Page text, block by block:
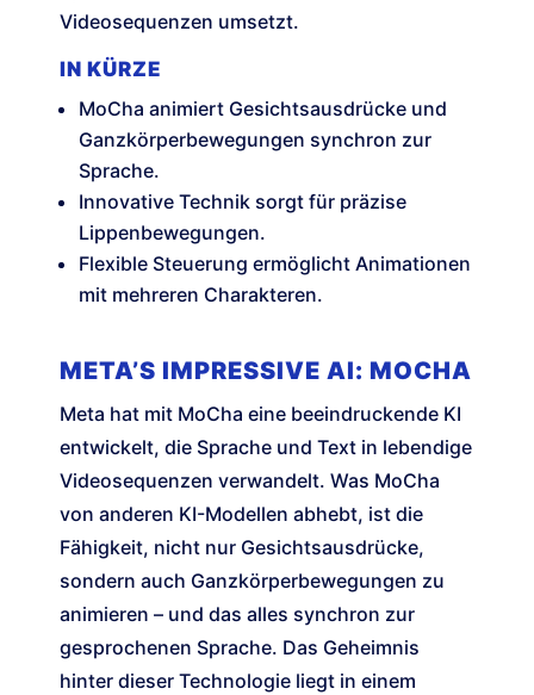
Videosequenzen umsetzt.
IN KÜRZE
MoCha animiert Gesichtsausdrücke und
Ganzkörperbewegungen synchron zur
Sprache.
Innovative Technik sorgt für präzise
Lippenbewegungen.
Flexible Steuerung ermöglicht Animationen
mit mehreren Charakteren.
META’S IMPRESSIVE AI: MOCHA
Meta hat mit MoCha eine beeindruckende KI
entwickelt, die Sprache und Text in lebendige
Videosequenzen verwandelt. Was MoCha
von anderen KI-Modellen abhebt, ist die
Fähigkeit, nicht nur Gesichtsausdrücke,
sondern auch Ganzkörperbewegungen zu
animieren – und das alles synchron zur
gesprochenen Sprache. Das Geheimnis
hinter dieser Technologie liegt in einem